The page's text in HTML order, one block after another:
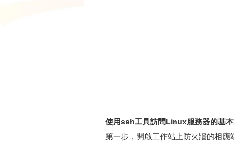
使用ssh工具訪問Linux服務器的基
第一步，開啟工作站上防火牆的相應